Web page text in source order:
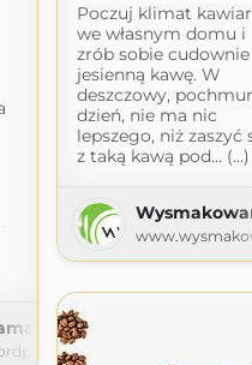
Poczuj klimat
we własnym domu i
zrób sobie cudownie
jesienną kawę. W
deszczowy,
dzień, nie ma nic
lepszego, niż zaszyć
z taką kawą pod… (...)
z miasta